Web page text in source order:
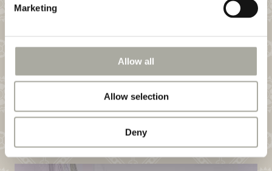
Marketing
Allow all
Allow selection
Deny